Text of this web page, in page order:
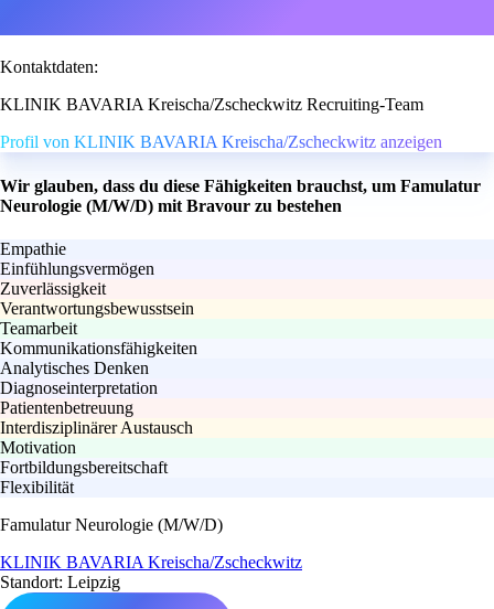
Kontaktdaten:
KLINIK BAVARIA Kreischa/Zscheckwitz Recruiting-Team
Profil von KLINIK BAVARIA Kreischa/Zscheckwitz anzeigen
Wir glauben, dass du diese Fähigkeiten brauchst, um Famulatur
Neurologie (M/W/D) mit Bravour zu bestehen
Empathie
Einfühlungsvermögen
Zuverlässigkeit
Verantwortungsbewusstsein
Teamarbeit
Kommunikationsfähigkeiten
Analytisches Denken
Diagnoseinterpretation
Patientenbetreuung
Interdisziplinärer Austausch
Motivation
Fortbildungsbereitschaft
Flexibilität
Famulatur Neurologie (M/W/D)
KLINIK BAVARIA Kreischa/Zscheckwitz
Standort: Leipzig